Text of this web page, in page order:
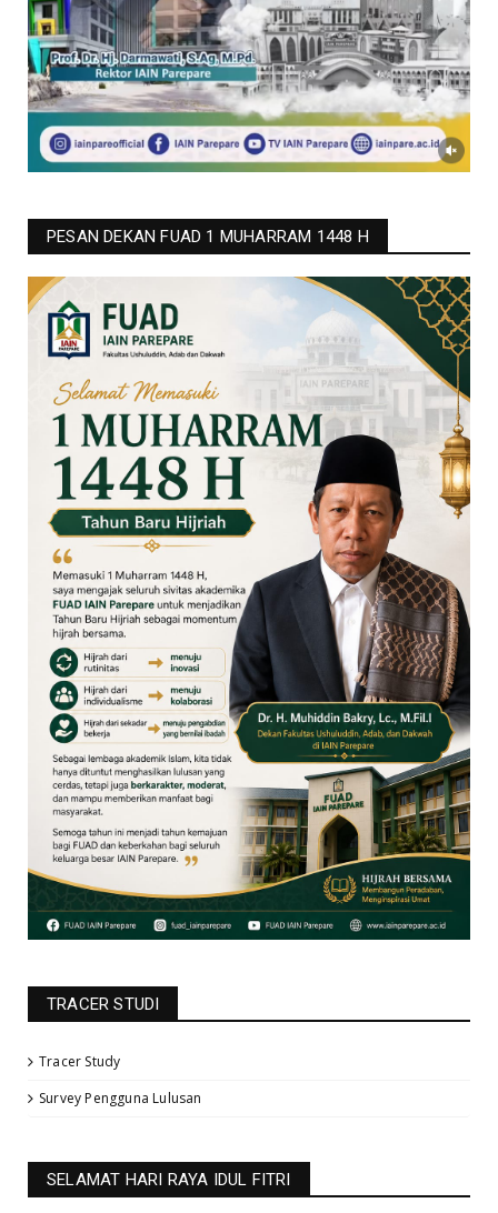
PESAN DEKAN FUAD 1 MUHARRAM 1448 H
TRACER STUDI
Tracer Study
Survey Pengguna Lulusan
SELAMAT HARI RAYA IDUL FITRI